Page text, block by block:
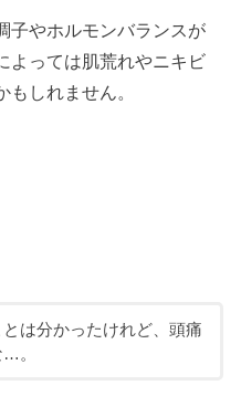
子やホルモンバランスが
よっては肌荒れやニキビ
しれません。
は分かったけれど、頭痛
。